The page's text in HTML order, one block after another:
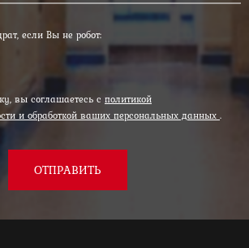
если Вы не робот:
вы соглашаетесь с политикой
и обработкой ваших персональных данных .
ОТПРАВИТЬ